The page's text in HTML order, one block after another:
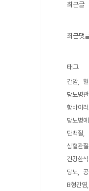
최근글
최근댓
태그
간암
당뇨병관
항바이러
당뇨병
단백질
심혈관
건강한
당뇨
B형간염